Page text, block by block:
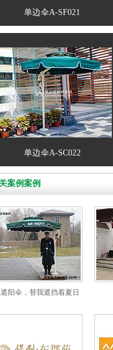
单边伞A-SF021
单边伞A-SC022
案例案例
阳伞，替我遮挡着夏日